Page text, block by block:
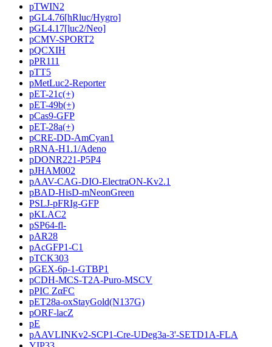
pTWIN2
pGL4.76[hRluc/Hygro]
pGL4.17[luc2/Neo]
pCMV-SPORT2
pQCXIH
pPR111
pTT5
pMetLuc2-Reporter
pET-21c(+)
pET-49b(+)
pCas9-GFP
pET-28a(+)
pCRE-DD-AmCyan1
pRNA-H1.1/Adeno
pDONR221-P5P4
pJHAM002
pAAV-CAG-DIO-ElectraON-Kv2.1
pBAD-HisD-mNeonGreen
PSLJ-pFRIg-GFP
pKLAC2
pSP64-fl-
pAR28
pAcGFP1-C1
pTCK303
pGEX-6p-1-GTBP1
pCDH-MCS-T2A-Puro-MSCV
pPIC ZαFC
pET28a-oxStayGold(N137G)
pORF-lacZ
pE
pAAVLINKv2-SCP1-Cre-UDeg3a-3'-SETD1A-FLA